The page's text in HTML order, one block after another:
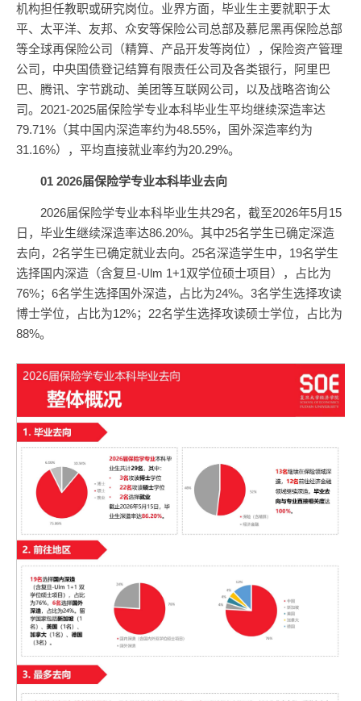
机构担任教职或研究岗位。业界方面，毕业生主要就职于太
平、太平洋、友邦、众安等保险公司总部及慕尼黑再保险总部
等全球再保险公司（精算、产品开发等岗位），保险资产管理
公司，中央国债登记结算有限责任公司及各类银行，阿里巴
巴、腾讯、字节跳动、美团等互联网公司，以及战略咨询公
司。2021-2025届保险学专业本科毕业生平均继续深造率达
79.71%（其中国内深造率约为48.55%，国外深造率约为
31.16%），平均直接就业率约为20.29%。
01 2026届保险学专业本科毕业去向
2026届保险学专业本科毕业生共29名，截至2026年5月15
日，毕业生继续深造率达86.20%。其中25名学生已确定深造
去向，2名学生已确定就业去向。25名深造学生中，19名学生
选择国内深造（含复旦-Ulm 1+1双学位硕士项目），占比为
76%；6名学生选择国外深造，占比为24%。3名学生选择攻读
博士学位，占比为12%；22名学生选择攻读硕士学位，占比为
88%。